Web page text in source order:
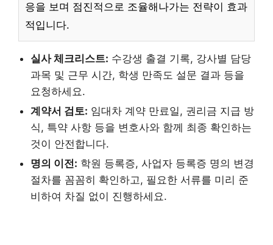
응을 보며 점진적으로 조율해나가는 전략이 효과
적입니다.
실사 체크리스트: 수강생 출결 기록, 강사별 담당
과목 및 근무 시간, 학생 만족도 설문 결과 등을
요청하세요.
계약서 검토: 임대차 계약 만료일, 권리금 지급 방
식, 특약 사항 등을 변호사와 함께 최종 확인하는
것이 안전합니다.
명의 이전: 학원 등록증, 사업자 등록증 명의 변경
절차를 꼼꼼히 확인하고, 필요한 서류를 미리 준
비하여 차질 없이 진행하세요.